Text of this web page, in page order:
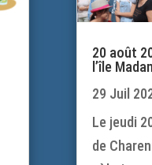
20 août
l’île
29 Juil
Le jeudi
de